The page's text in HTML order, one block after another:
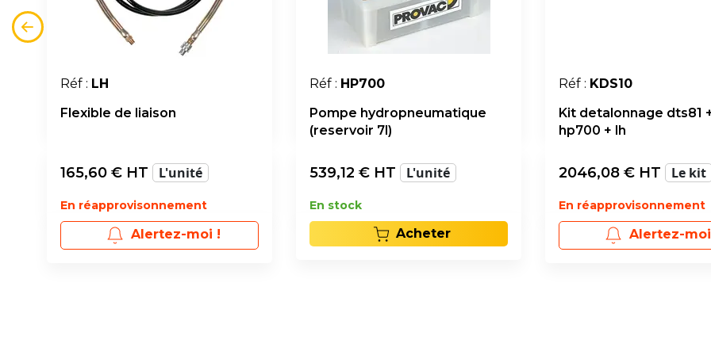
Réf : LH
Flexible de liaison
165,60 € HT L'unité
En réapprovisonnement
Alertez-moi !
Réf : HP700
Pompe hydropneumatique
(reservoir 7l)
539,12 € HT L'unité
En stock
Acheter
Réf : KDS10
Kit detalonnage dts81
hp700 + lh
2046,08 € HT Le kit
En réapprovisonnement
Alertez-